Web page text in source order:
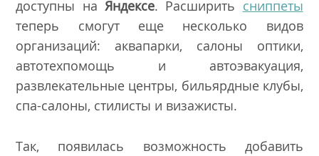
доступны на Яндексе. Расширить сниппеты
теперь смогут еще несколько видов
организаций: аквапарки, салоны оптики,
автотехпомощь и автоэвакуация,
развлекательные центры, бильярдные клубы,
спа-салоны, стилисты и визажисты.
Так, появилась возможность добавить